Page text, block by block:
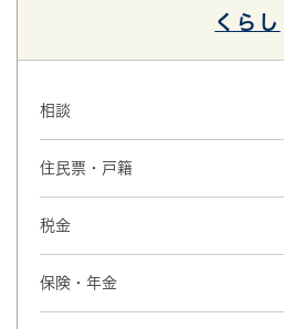
くらし
相談
住民票・戸籍
税金
保険・年金